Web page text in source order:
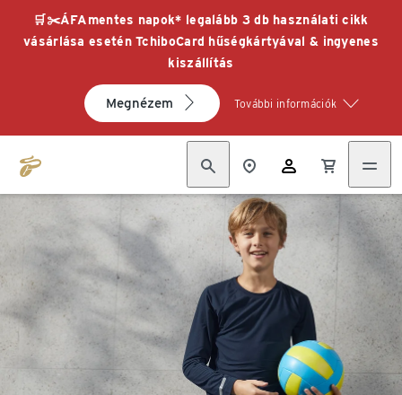
🛒✂️ÁFAmentes napok* legalább 3 db használati cikk
vásárlása esetén TchiboCard hűségkártyával & ingyenes
kiszállítás
Megnézem További információk